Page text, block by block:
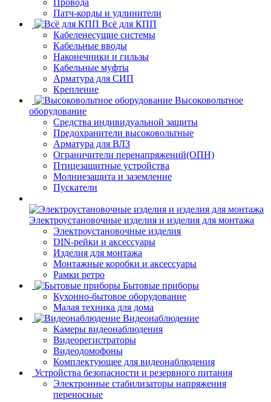
Патч-корды и удлинители
Всё для КПП
Кабеленесущие системы
Кабельные вводы
Наконечники и гильзы
Кабельные муфты
Арматура для СИП
Крепление
Высоковольтное
оборудование
Средства индивидуальной защиты
Предохранители высоковольтные
Арматура для ВЛЗ
Ограничители перенапряжений(ОПН)
Птицезащитные устройства
Молниезащита и заземление
Пускатели
Электроустановочные изделия и изделия для монтажа
Электроустановочные изделия
DIN-рейки и аксессуары
Изделия для монтажа
Монтажные коробки и аксессуары
Рамки ретро
Бытовые приборы
Кухонно-бытовое оборудование
Малая техника для дома
Видеонаблюдение
Камеры видеонаблюдения
Видеорегистраторы
Видеодомофоны
Комплектующее для видеонаблюдения
Устройства безопасности и резервного питания
Электронные стабилизаторы напряжения
переносные